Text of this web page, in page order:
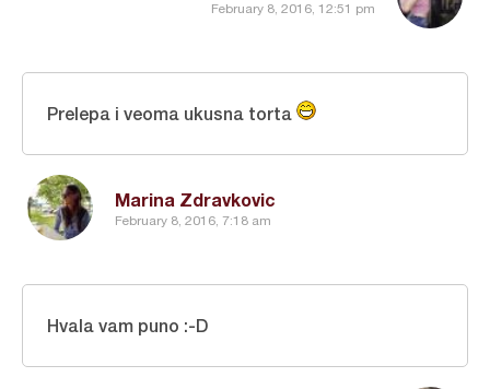
February 8, 2016, 12:51 pm
Marina Zdravkovic
February 8, 2016, 7:18 am
Prelepa i veoma ukusna torta
Hvala vam puno :-D